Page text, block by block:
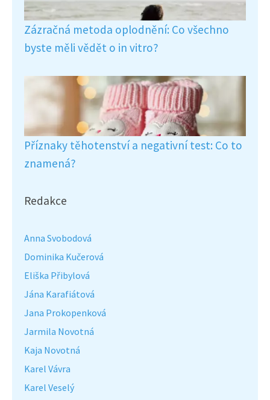
Zázračná metoda oplodnění: Co všechno
byste měli vědět o in vitro?
Příznaky těhotenství a negativní test: Co to
znamená?
Redakce
Anna Svobodová
Dominika Kučerová
Eliška Přibylová
Jána Karafiátová
Jana Prokopenková
Jarmila Novotná
Kaja Novotná
Karel Vávra
Karel Veselý